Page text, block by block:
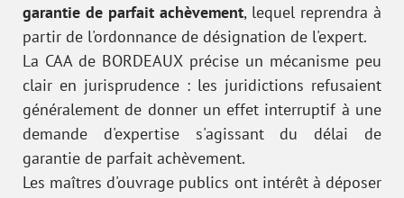
garantie de parfait achèvement, lequel reprendra à
partir de l'ordonnance de désignation de l'expert.
La CAA de BORDEAUX précise un mécanisme peu
clair en jurisprudence : les juridictions refusaient
généralement de donner un effet interruptif à une
demande d'expertise s'agissant du délai de
garantie de parfait achèvement.
Les maîtres d'ouvrage publics ont intérêt à déposer